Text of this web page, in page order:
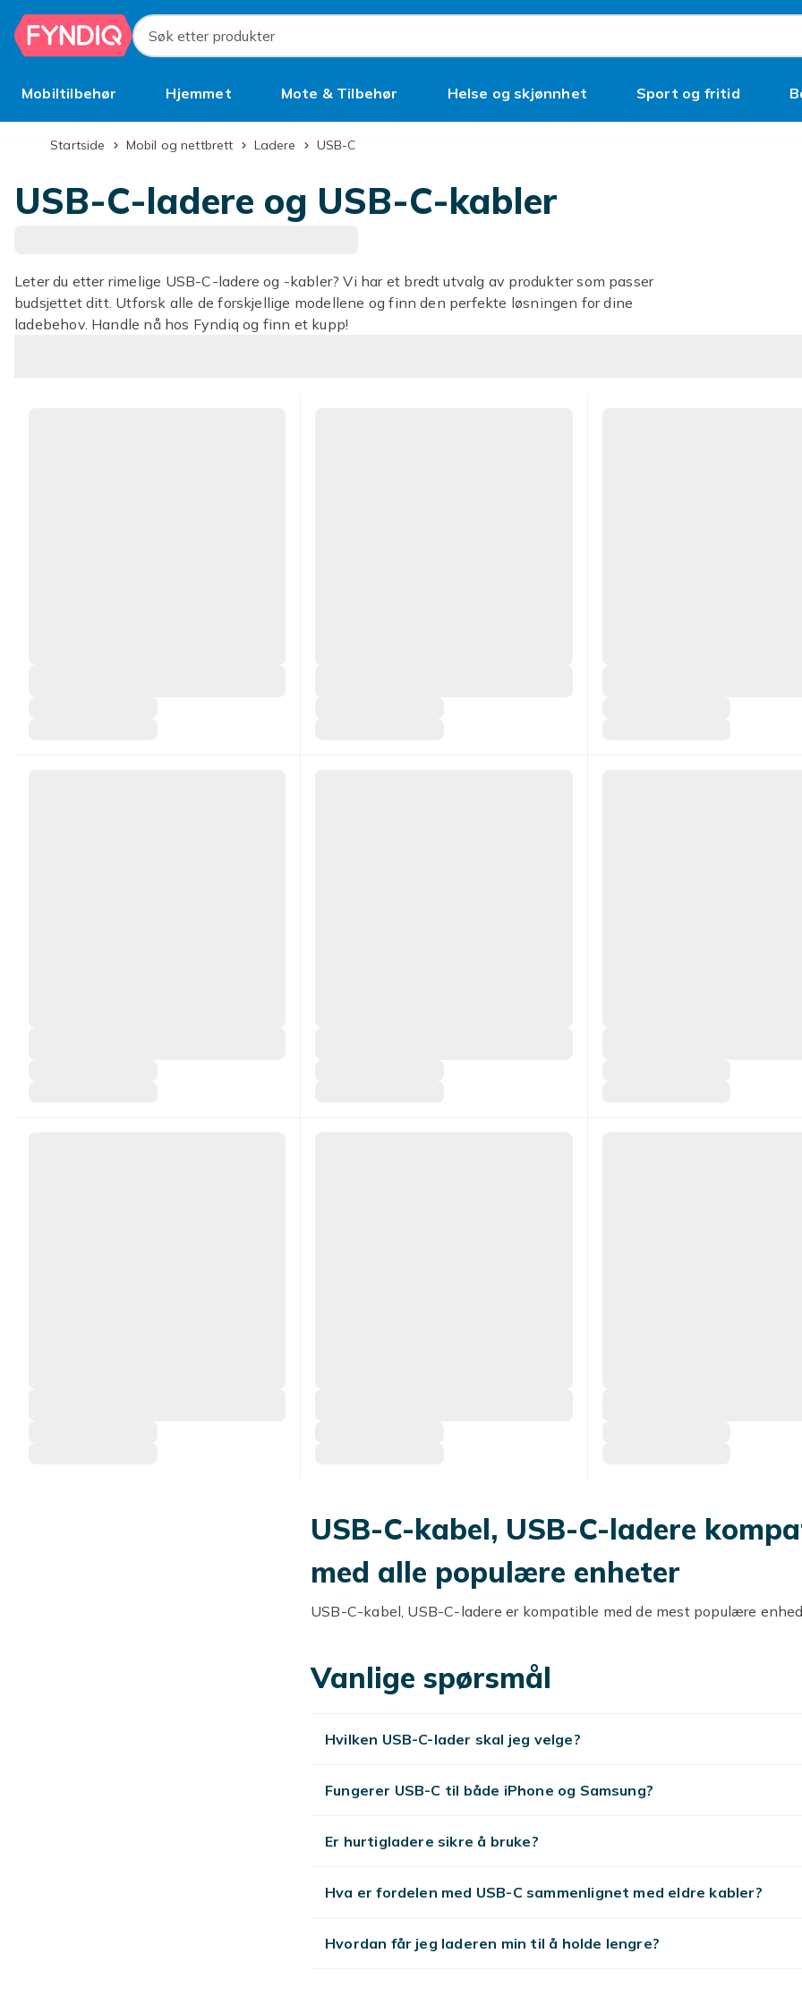
Hopp til hovedinnhold
Søk etter produkter
Mobiltilbehør Hjemmet Mote & Tilbehør Helse og skjønnhet Sport og fritid
BruktStartside Mobil og nettbrett Ladere USB-C
USB-C-ladere og USB-C-kabler
Leter du etter rimelige USB-C-ladere og -kabler? Vi har et bredt utvalg av produkter som passer
budsjettet ditt. Utforsk alle de forskjellige modellene og finn den perfekte løsningen for dine
ladebehov. Handle nå hos Fyndiq og finn et kupp!
USB-C-kabel, USB-C-ladere
med alle populære enheter
USB-C-kabel, USB-C-ladere er kompatible med de mest populære
USB-C og hurtiglading
USB-C PD-ladere er kompatible med iPhone 15+, Samsung Galaxy, iPad
Trådløs lading
Qi-ladere er kompatible med alle telefoner med trådløs ladestøtte.
Hurtigladere er kompatible med iPhone (USB PD) og Samsung (Super
Vanlige spørsmål
Hvilken USB-C-lader skal jeg velge?
Fungerer USB-C til både iPhone og Samsung?
Er hurtigladere sikre å bruke?
Hva er fordelen med USB-C sammenlignet med eldre kabler?
Hvordan får jeg laderen min til å holde lengre?